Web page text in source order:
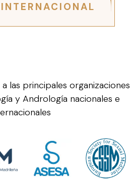
las principales organizaciones
y Andrología nacionales e